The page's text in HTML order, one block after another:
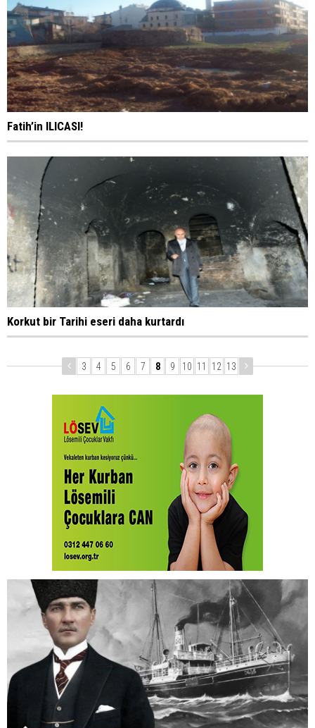
Fatih’in ILICASI!
Korkut bir Tarihi eseri daha kurtardı
3 4 5 6 7 8 9 10 11 12 13